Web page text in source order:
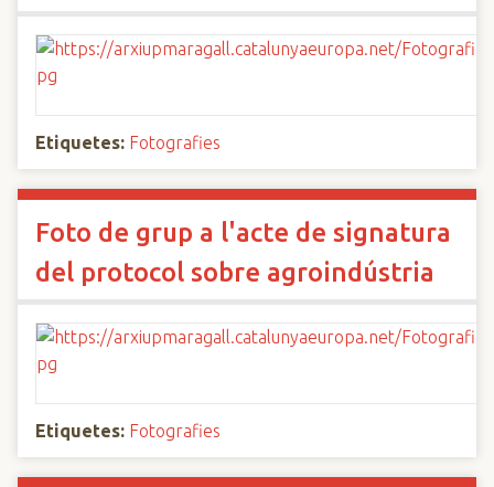
Etiquetes: Fotografies
Foto de grup a l'acte de signatura
del protocol sobre agroindústria
Etiquetes: Fotografies